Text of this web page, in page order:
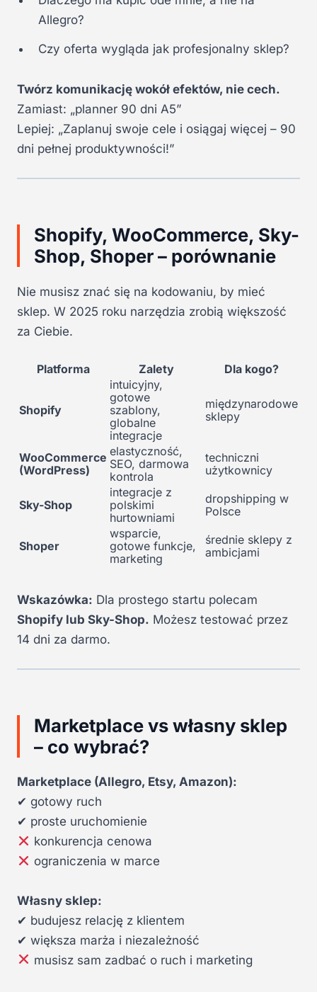
Allegro?
Czy oferta wygląda jak profesjonalny sklep?
Twórz komunikację wokół efektów, nie cech.
Zamiast: „planner 90 dni A5”
Lepiej: „Zaplanuj swoje cele i osiągaj więcej – 90
dni pełnej produktywności!”
Shopify, WooCommerce, Sky-
Shop, Shoper – porównanie
Nie musisz znać się na kodowaniu, by mieć
sklep. W 2025 roku narzędzia zrobią większość
za Ciebie.
Platforma Zalety Dla kogo?
Shopify
intuicyjny,
gotowe
szablony,
globalne
integracje
międzynarodowe
sklepy
WooCommerce
(WordPress)
elastyczność,
SEO, darmowa
kontrola
techniczni
użytkownicy
Sky-Shop
integracje z
polskimi
hurtowniami
dropshipping w
Polsce
Shoper
wsparcie,
gotowe funkcje,
marketing
średnie sklepy z
ambicjami
Wskazówka: Dla prostego startu polecam
Shopify lub Sky-Shop. Możesz testować przez
14 dni za darmo.
Marketplace vs własny sklep
– co wybrać?
Marketplace (Allegro, Etsy, Amazon):
✔ gotowy ruch
✔ proste uruchomienie
konkurencja cenowa
ograniczenia w marce
Własny sklep:
✔ budujesz relację z klientem
✔ większa marża i niezależność
musisz sam zadbać o ruch i marketing